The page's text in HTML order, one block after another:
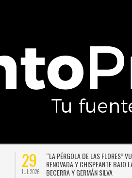
29
JUL 2026
“LA PÉRGOLA DE LAS FLORES”
RENOVADA Y CHISPEANTE BAJO
BECERRA Y GERMÁN SILVA